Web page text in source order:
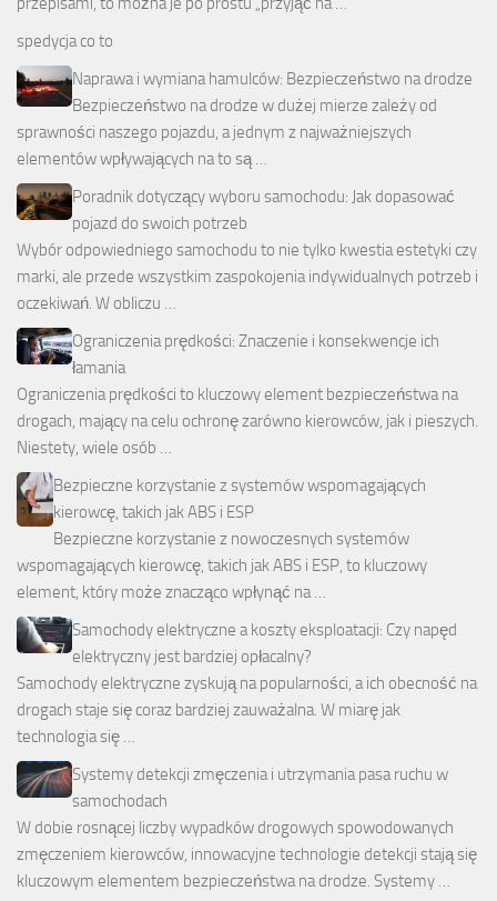
spedycja co to
Naprawa i wymiana hamulców: Bezpieczeństwo na drodze
Bezpieczeństwo na drodze w dużej mierze zależy od
sprawności naszego pojazdu, a jednym z najważniejszych
elementów wpływających na to są …
Poradnik dotyczący wyboru samochodu: Jak dopasować
pojazd do swoich potrzeb
Wybór odpowiedniego samochodu to nie tylko kwestia estetyki czy
marki, ale przede wszystkim zaspokojenia indywidualnych potrzeb i
oczekiwań. W obliczu …
Ograniczenia prędkości: Znaczenie i konsekwencje ich
łamania
Ograniczenia prędkości to kluczowy element bezpieczeństwa na
drogach, mający na celu ochronę zarówno kierowców, jak i pieszych.
Niestety, wiele osób …
Bezpieczne korzystanie z systemów wspomagających
kierowcę, takich jak ABS i ESP
Bezpieczne korzystanie z nowoczesnych systemów
wspomagających kierowcę, takich jak ABS i ESP, to kluczowy
element, który może znacząco wpłynąć na …
Samochody elektryczne a koszty eksploatacji: Czy napęd
elektryczny jest bardziej opłacalny?
Samochody elektryczne zyskują na popularności, a ich obecność na
drogach staje się coraz bardziej zauważalna. W miarę jak
technologia się …
Systemy detekcji zmęczenia i utrzymania pasa ruchu w
samochodach
W dobie rosnącej liczby wypadków drogowych spowodowanych
zmęczeniem kierowców, innowacyjne technologie detekcji stają się
kluczowym elementem bezpieczeństwa na drodze. Systemy …